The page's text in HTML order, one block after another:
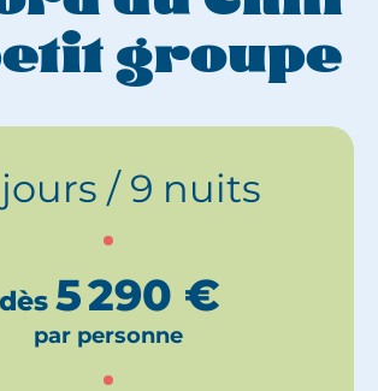
groupe
jours / 9 nuits
dès 5 290 €
par personne